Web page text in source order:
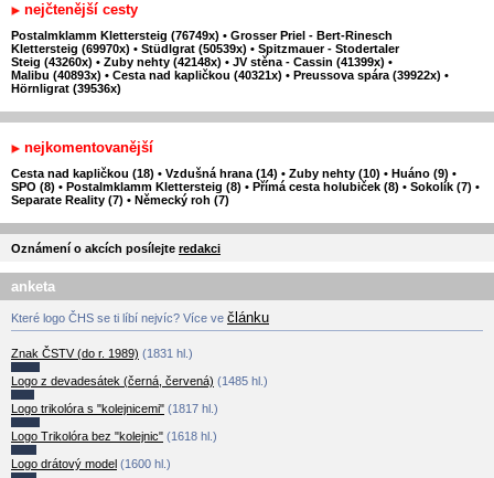
nejčtenější cesty
Postalmklamm Klettersteig (76749x) • Grosser Priel - Bert-Rinesch
Klettersteig (69970x) • Stüdlgrat (50539x) • Spitzmauer - Stodertaler
Steig (43260x) • Zuby nehty (42148x) • JV stěna - Cassin (41399x) •
Malibu (40893x) • Cesta nad kapličkou (40321x) • Preussova spára (39922x) •
Hörnligrat (39536x)
nejkomentovanější
Cesta nad kapličkou (18) • Vzdušná hrana (14) • Zuby nehty (10) • Huáno (9) •
SPO (8) • Postalmklamm Klettersteig (8) • Přímá cesta holubiček (8) • Sokolík (7) •
Separate Reality (7) • Německý roh (7)
Oznámení o akcích posílejte redakci
anketa
Které logo ČHS se ti líbí nejvíc? Více ve článku
Znak ČSTV (do r. 1989) (1831 hl.)
Logo z devadesátek (černá, červená) (1485 hl.)
Logo trikolóra s "kolejnicemi" (1817 hl.)
Logo Trikolóra bez "kolejnic" (1618 hl.)
Logo drátový model (1600 hl.)